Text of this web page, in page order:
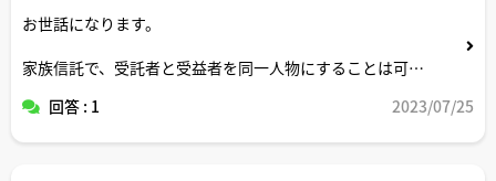
お世話になります。
家族信託で、受託者と受益者を同一人物にすることは可能
受託してその収益も子供に帰属させるといったことです。
回答 : 1 2023/07/25